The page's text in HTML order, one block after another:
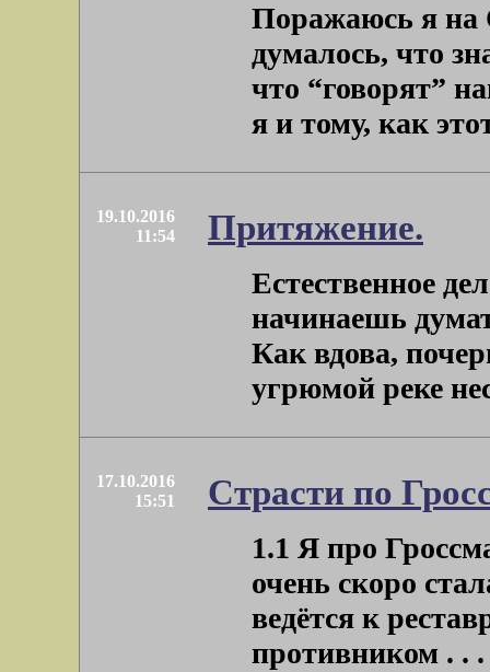
Поражаюсь я на
думалось, что
что “говорят”
я и тому, как
19.10.2016
11:54
Притяжение.
Естественное
начинаешь
Как вдова,
угрюмой реке
17.10.2016
15:51
Страсти по
1.1 Я про
очень скоро
ведётся к
противником . . .